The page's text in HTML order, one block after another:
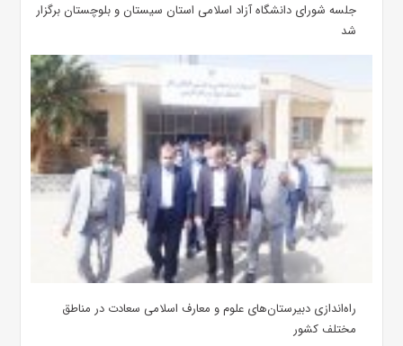
جلسه شورای دانشگاه آزاد اسلامی استان سیستان و بلوچستان برگزار
شد
‌راه‌اندازی دبیرستان‌های علوم و معارف اسلامی سعادت در مناطق
مختلف کشور